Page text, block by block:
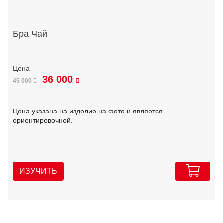
Бра Чай
45 000 36 000
Цена указана на изделие на фото и является
ориентировочной.
ИЗУЧИТЬ